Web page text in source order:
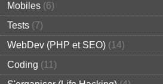
Mobiles (6)
Tests (7)
WebDev (PHP et SEO) (14)
Coding (11)